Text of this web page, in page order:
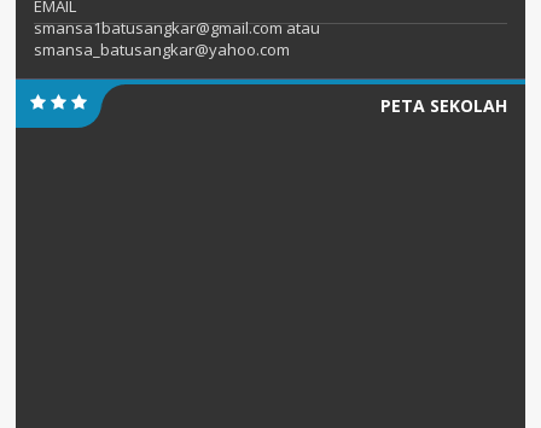
EMAIL
smansa1batusangkar@gmail.com atau
smansa_batusangkar@yahoo.com
PETA SEKOLAH